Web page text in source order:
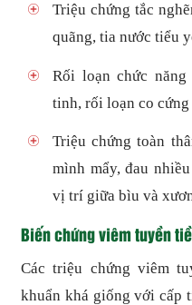
Triệu chứng tắc
quãng, tia nước tiểu
Rối loạn chức
tinh, rối loạn co cứng
Triệu chứng toàn
mình mẩy, đau
vị trí giữa bìu và
Biến chứng viêm tuyền
Các triệu chứng viêm
khuẩn khá giống với cấp